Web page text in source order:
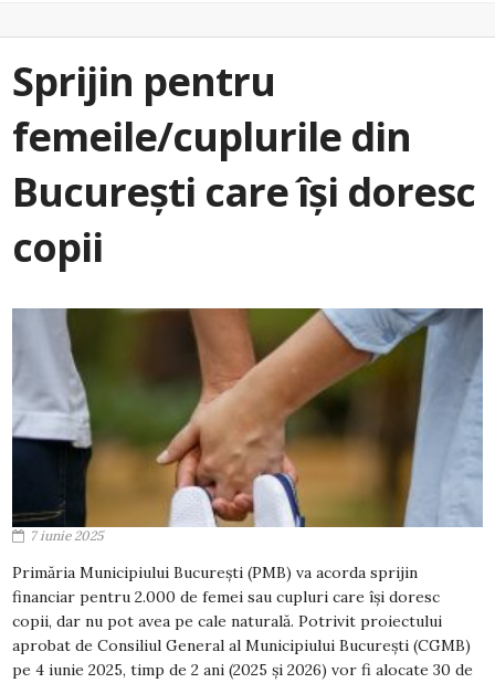
Sprijin pentru
femeile/cuplurile din
București care își doresc
copii
7 iunie 2025
Primăria Municipiului București (PMB) va acorda sprijin
financiar pentru 2.000 de femei sau cupluri care își doresc
copii, dar nu pot avea pe cale naturală. Potrivit proiectului
aprobat de Consiliul General al Municipiului București (CGMB)
pe 4 iunie 2025, timp de 2 ani (2025 și 2026) vor fi alocate 30 de